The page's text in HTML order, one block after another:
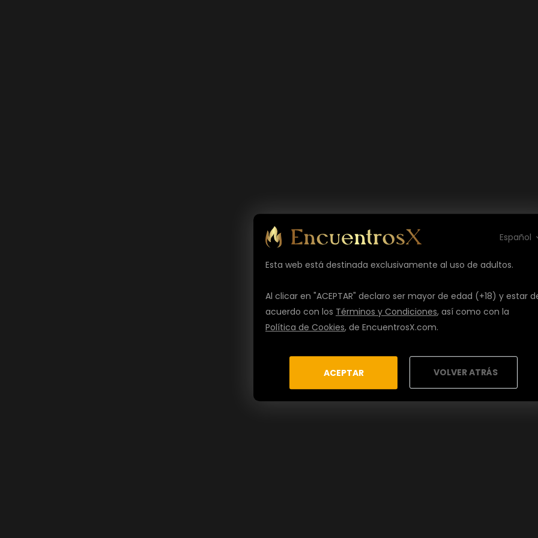
Español
Esta web está destinada exclusivamente al uso de adultos.
Al clicar en "ACEPTAR" declaro ser mayor de edad (+18) y estar
acuerdo con los Términos y Condiciones, así como con la
Política de Cookies, de EncuentrosX.com.
ACEPTAR VOLVER ATRÁS